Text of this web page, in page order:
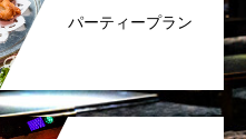
パーティープラン